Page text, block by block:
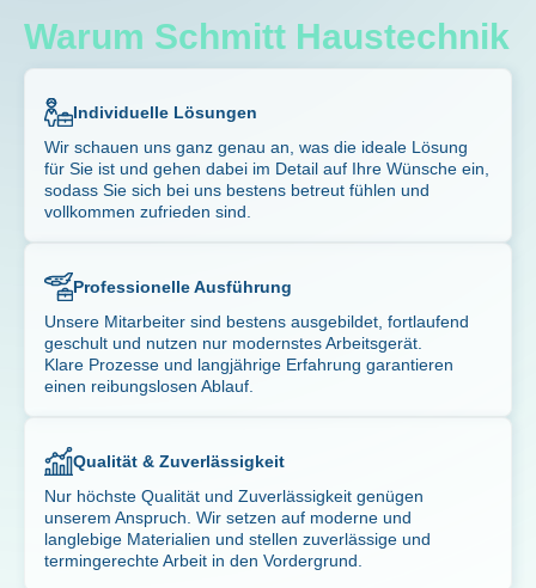
Warum Schmitt Haustechnik
Individuelle Lösungen
Wir schauen uns ganz genau an, was die ideale Lösung
für Sie ist und gehen dabei im Detail auf Ihre Wünsche ein,
sodass Sie sich bei uns bestens betreut fühlen und
vollkommen zufrieden sind.
Professionelle Ausführung
Unsere Mitarbeiter sind bestens ausgebildet, fortlaufend
geschult und nutzen nur modernstes Arbeitsgerät.
Klare Prozesse und langjährige Erfahrung garantieren
einen reibungslosen Ablauf.
Qualität & Zuverlässigkeit
Nur höchste Qualität und Zuverlässigkeit genügen
unserem Anspruch. Wir setzen auf moderne und
langlebige Materialien und stellen zuverlässige und
termingerechte Arbeit in den Vordergrund.